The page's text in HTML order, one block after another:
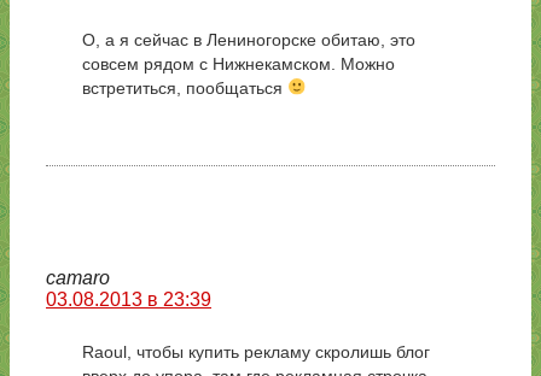
О, а я сейчас в Лениногорске обитаю, это
совсем рядом с Нижнекамском. Можно
встретиться, пообщаться
camaro
03.08.2013 в 23:39
Raoul, чтобы купить рекламу скролишь блог